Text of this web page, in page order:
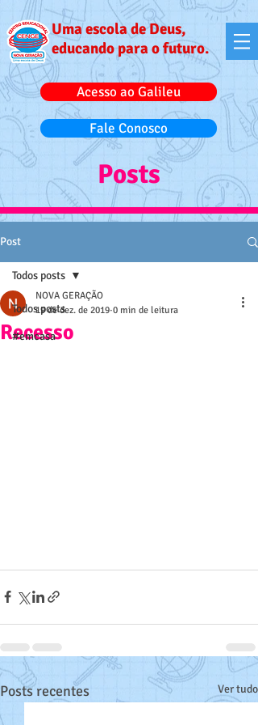
Uma escola de Deus,
educando para o futuro.
Acesso ao Galileu
Fale Conosco
Posts
Post
Todos posts
#emcasa
Todos posts
Recesso
NOVA GERAÇÃO
19 de dez. de 2019 0 min de leitura
Posts recentes Ver tudo